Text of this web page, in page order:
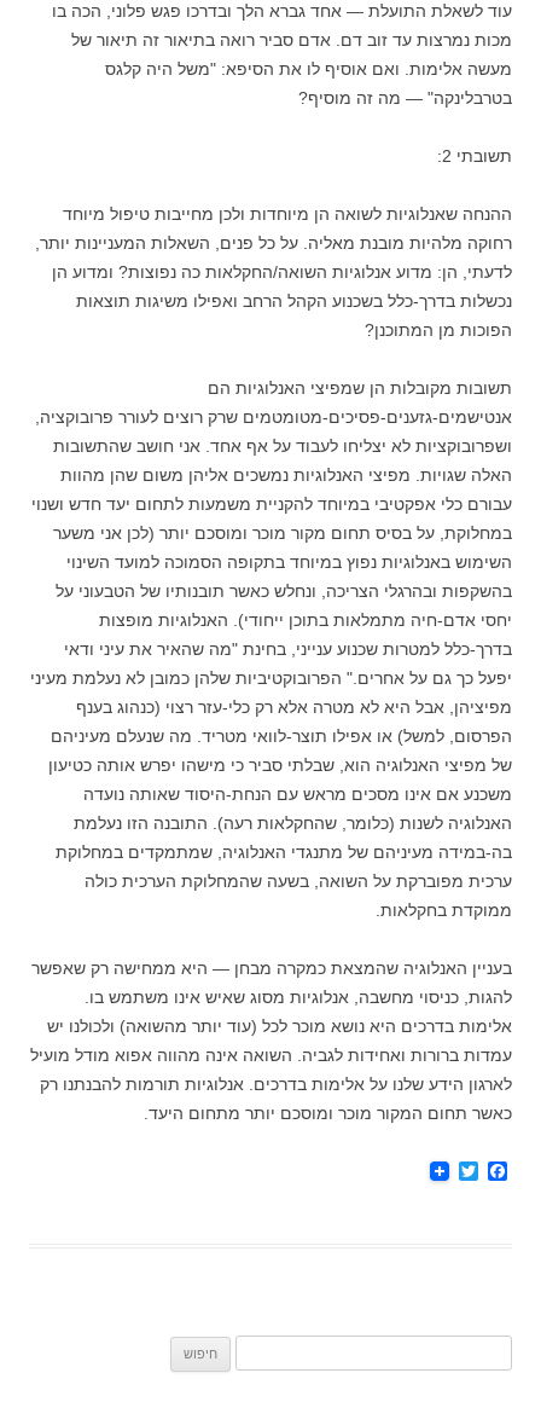
עוד לשאלת התועלת — אחד גברא הלך ובדרכו פגש פלוני, הכה בו
מכות נמרצות עד זוב דם. אדם סביר רואה בתיאור זה תיאור של
מעשה אלימות. ואם אוסיף לו את הסיפא: "משל היה קלגס
בטרבלינקה" — מה זה מוסיף?
תשובתי 2:
ההנחה שאנלוגיות לשואה הן מיוחדות ולכן מחייבות טיפול מיוחד
רחוקה מלהיות מובנת מאליה. על כל פנים, השאלות המעניינות יותר,
לדעתי, הן: מדוע אנלוגיות השואה/החקלאות כה נפוצות? ומדוע הן
נכשלות בדרך-כלל בשכנוע הקהל הרחב ואפילו משיגות תוצאות
הפוכות מן המתוכנן?
תשובות מקובלות הן שמפיצי האנלוגיות הם
אנטישמים-גזענים-פסיכים-מטומטמים שרק רוצים לעורר פרובוקציה,
ושפרובוקציות לא יצליחו לעבוד על אף אחד. אני חושב שהתשובות
האלה שגויות. מפיצי האנלוגיות נמשכים אליהן משום שהן מהוות
עבורם כלי אפקטיבי במיוחד להקניית משמעות לתחום יעד חדש ושנוי
במחלוקת, על בסיס תחום מקור מוכר ומוסכם יותר (לכן אני משער
השימוש באנלוגיות נפוץ במיוחד בתקופה הסמוכה למועד השינוי
בהשקפות ובהרגלי הצריכה, ונחלש כאשר תובנותיו של הטבעוני על
יחסי אדם-חיה מתמלאות בתוכן ייחודי). האנלוגיות מופצות
בדרך-כלל למטרות שכנוע ענייני, בחינת "מה שהאיר את עיני ודאי
יפעל כך גם על אחרים." הפרובוקטיביות שלהן כמובן לא נעלמת מעיני
מפיציהן, אבל היא לא מטרה אלא רק כלי-עזר רצוי (כנהוג בענף
הפרסום, למשל) או אפילו תוצר-לוואי מטריד. מה שנעלם מעיניהם
של מפיצי האנלוגיה הוא, שבלתי סביר כי מישהו יפרש אותה כטיעון
משכנע אם אינו מסכים מראש עם הנחת-היסוד שאותה נועדה
האנלוגיה לשנות (כלומר, שהחקלאות רעה). התובנה הזו נעלמת
בה-במידה מעיניהם של מתנגדי האנלוגיה, שמתמקדים במחלוקת
ערכית מפוברקת על השואה, בשעה שהמחלוקת הערכית כולה
ממוקדת בחקלאות.
בעניין האנלוגיה שהמצאת כמקרה מבחן — היא ממחישה רק שאפשר
להגות, כניסוי מחשבה, אנלוגיות מסוג שאיש אינו משתמש בו.
אלימות בדרכים היא נושא מוכר לכל (עוד יותר מהשואה) ולכולנו יש
עמדות ברורות ואחידות לגביה. השואה אינה מהווה אפוא מודל מועיל
לארגון הידע שלנו על אלימות בדרכים. אנלוגיות תורמות להבנתנו רק
כאשר תחום המקור מוכר ומוסכם יותר מתחום היעד.
F
T